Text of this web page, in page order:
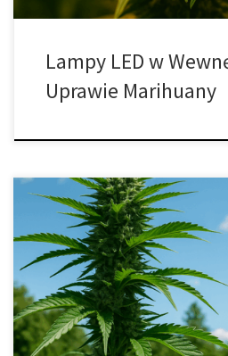
Lampy LED w
Uprawie Marihuany
Wykorzystanie Wykresu VPD do
Wapour Pressure Deficit (VPD) – czyli
– to jeden z kluczowych parametrów
wzrostu, zdrowie i plon roślin konopi.
VPD pozwala precyzyjnie
aby rośliny mogły swobodnie
odżywcze […]